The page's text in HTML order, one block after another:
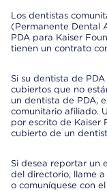
Los dentistas
(Permanente Dental
PDA para Kaiser
tienen un contrato
Si su dentista de
cubiertos que no
un dentista de PDA,
comunitario afiliado.
por escrito de Kaiser
cubierto de un
Si desea reportar un
del directorio, llame
o comuníquese con el